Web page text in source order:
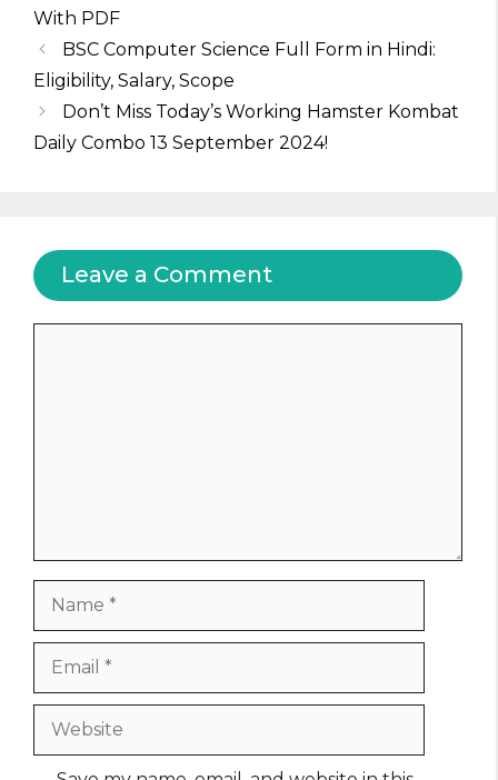
With PDF
BSC Computer Science Full Form in Hindi:
Eligibility, Salary, Scope
Don’t Miss Today’s Working Hamster Kombat
Daily Combo 13 September 2024!
Leave a Comment
Website